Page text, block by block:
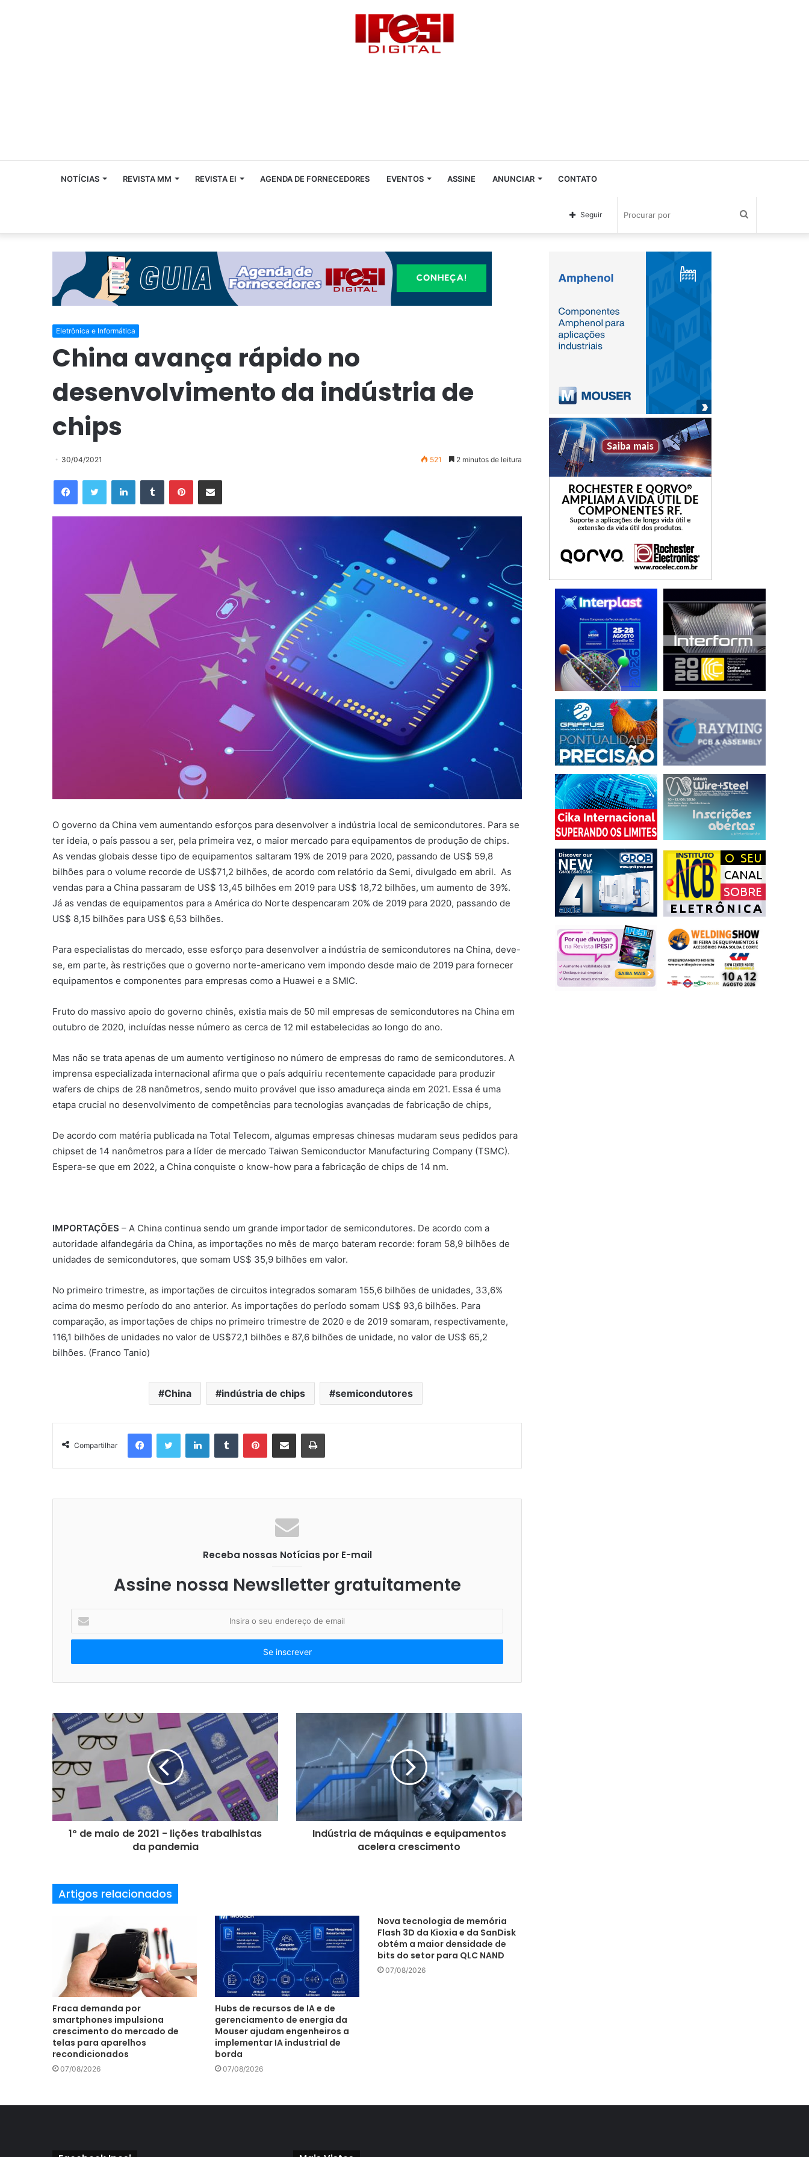
NOTÍCIAS REVISTA MM REVISTA EI AGENDA DE FORNECEDORES EVENTOS ASSINE ANUNCIAR CONTATO
Seguir
Eletrônica e Informática
China avança rápido no
desenvolvimento da indústria de
chips
30/04/2021 521 2 minutos de leitura
O governo da China vem aumentando esforços para desenvolver a indústria local de semicondutores. Para se
ter ideia, o país passou a ser, pela primeira vez, o maior mercado para equipamentos de produção de chips.
As vendas globais desse tipo de equipamentos saltaram 19% de 2019 para 2020, passando de US$ 59,8
bilhões para o volume recorde de US$71,2 bilhões, de acordo com relatório da Semi, divulgado em abril. As
vendas para a China passaram de US$ 13,45 bilhões em 2019 para US$ 18,72 bilhões, um aumento de 39%.
Já as vendas de equipamentos para a América do Norte despencaram 20% de 2019 para 2020, passando de
US$ 8,15 bilhões para US$ 6,53 bilhões.
Para especialistas do mercado, esse esforço para desenvolver a indústria de semicondutores na China, deve-
se, em parte, às restrições que o governo norte-americano vem impondo desde maio de 2019 para fornecer
equipamentos e componentes para empresas como a Huawei e a SMIC.
Fruto do massivo apoio do governo chinês, existia mais de 50 mil empresas de semicondutores na China em
outubro de 2020, incluídas nesse número as cerca de 12 mil estabelecidas ao longo do ano.
Mas não se trata apenas de um aumento vertiginoso no número de empresas do ramo de semicondutores. A
imprensa especializada internacional afirma que o país adquiriu recentemente capacidade para produzir
wafers de chips de 28 nanômetros, sendo muito provável que isso amadureça ainda em 2021. Essa é uma
etapa crucial no desenvolvimento de competências para tecnologias avançadas de fabricação de chips,
De acordo com matéria publicada na Total Telecom, algumas empresas chinesas mudaram seus pedidos para
chipset de 14 nanômetros para a líder de mercado Taiwan Semiconductor Manufacturing Company (TSMC).
Espera-se que em 2022, a China conquiste o know-how para a fabricação de chips de 14 nm.
IMPORTAÇÕES – A China continua sendo um grande importador de semicondutores. De acordo com a
autoridade alfandegária da China, as importações no mês de março bateram recorde: foram 58,9 bilhões de
unidades de semicondutores, que somam US$ 35,9 bilhões em valor.
No primeiro trimestre, as importações de circuitos integrados somaram 155,6 bilhões de unidades, 33,6%
acima do mesmo período do ano anterior. As importações do período somam US$ 93,6 bilhões. Para
comparação, as importações de chips no primeiro trimestre de 2020 e de 2019 somaram, respectivamente,
116,1 bilhões de unidades no valor de US$72,1 bilhões e 87,6 bilhões de unidade, no valor de US$ 65,2
bilhões. (Franco Tanio)
China indústria de chips semicondutores
Compartilhar
Receba nossas Notícias por E-mail
Assine nossa Newslletter gratuitamente
s
r
e
u
d
ç
o
a
i
1º de maio de 2021 - lições trabalhistas
da pandemia
Indústria de máquinas e equipamentos
acelera crescimento
Artigos relacionados
Fraca demanda por
smartphones impulsiona
crescimento do mercado de
telas para aparelhos
recondicionados
07/08/2026
Hubs de recursos de IA e de
gerenciamento de energia da
Mouser ajudam engenheiros a
implementar IA industrial de
borda
07/08/2026
Nova tecnologia de memória
Flash 3D da Kioxia e da SanDisk
obtém a maior densidade de
bits do setor para QLC NAND
07/08/2026